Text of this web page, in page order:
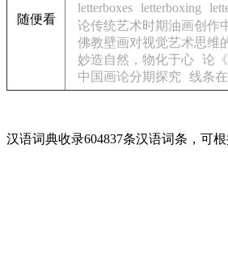
随便看
letterboxes letterboxing
论传统艺术时期油画创作
佛教壁画对视觉艺术思维
妙造自然，物化于心 论
中国画论分期探究
线条
汉语词典收录604837条汉语词条，可